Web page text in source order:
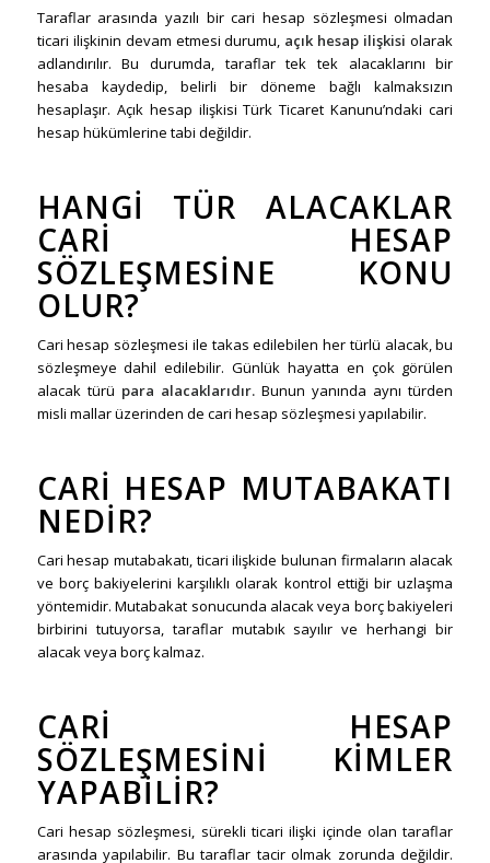
Taraflar arasında yazılı bir cari hesap sözleşmesi olmadan
ticari ilişkinin devam etmesi durumu, açık hesap ilişkisi olarak
adlandırılır. Bu durumda, taraflar tek tek alacaklarını bir
hesaba kaydedip, belirli bir döneme bağlı kalmaksızın
hesaplaşır. Açık hesap ilişkisi Türk Ticaret Kanunu’ndaki cari
hesap hükümlerine tabi değildir.
HANGI TÜR ALACAKLAR
CARI HESAP
SÖZLEŞMESINE KONU
OLUR?
Cari hesap sözleşmesi ile takas edilebilen her türlü alacak, bu
sözleşmeye dahil edilebilir. Günlük hayatta en çok görülen
alacak türü para alacaklarıdır.Bunun yanında aynı türden
misli mallar üzerinden de cari hesap sözleşmesi yapılabilir.
CARI HESAP MUTABAKATI
NEDIR?
Cari hesap mutabakatı, ticari ilişkide bulunan firmaların alacak
ve borç bakiyelerini karşılıklı olarak kontrol ettiği bir uzlaşma
yöntemidir. Mutabakat sonucunda alacak veya borç bakiyeleri
birbirini tutuyorsa, taraflar mutabık sayılır ve herhangi bir
alacak veya borç kalmaz.
CARI HESAP
SÖZLEŞMESINI KIMLER
YAPABILIR?
Cari hesap sözleşmesi, sürekli ticari ilişki içinde olan taraflar
arasında yapılabilir. Bu taraflar tacir olmak zorunda değildir.